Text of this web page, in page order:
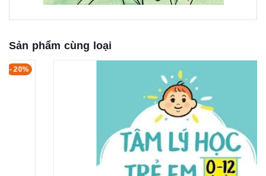
Sản phẩm cùng loại